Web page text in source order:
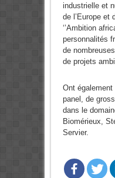
industrielle et
de l’Europe et
‘’Ambition
personnalités
de
de projets
Ont
panel, de
dans le
Biomérieux,
Servier.